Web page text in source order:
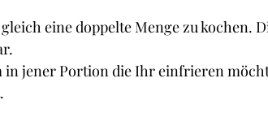
eine doppelte Menge zu kochen.
in jener Portion die Ihr einfrieren